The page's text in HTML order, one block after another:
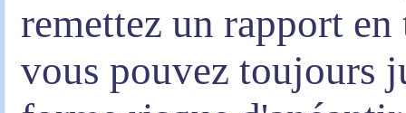
remettez un rapport
vous pouvez toujours